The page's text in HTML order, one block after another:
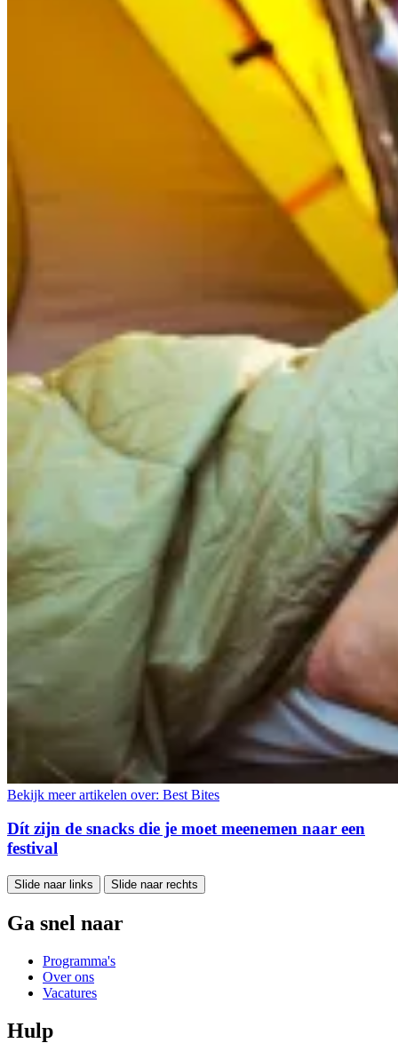
Bekijk meer artikelen over: Best Bites
Dít zijn de snacks die je moet meenemen naar een
festival
Slide naar links Slide naar rechts
Ga snel naar
Programma's
Over ons
Vacatures
Hulp